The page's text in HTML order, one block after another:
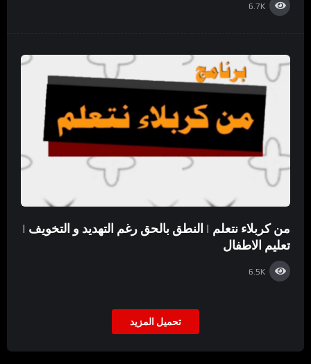
6.7K
من كربلاء نتعلم | النطق بالحق رغم التهديد و التخويف |
تعليم الاطفال
6.5K
تحميل المزيد